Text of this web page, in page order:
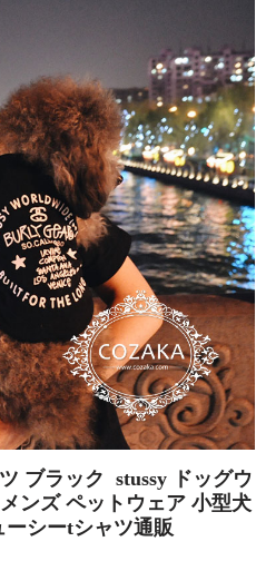
ブラック stussy ドッグウ
ンズ ペットウェア 小型犬
ーシーtシャツ通販